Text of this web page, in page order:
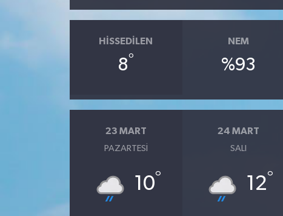
HISSEDILEN
8°
NEM
%93
23 MART
PAZARTESI
10°
24 MART
SALI
12°